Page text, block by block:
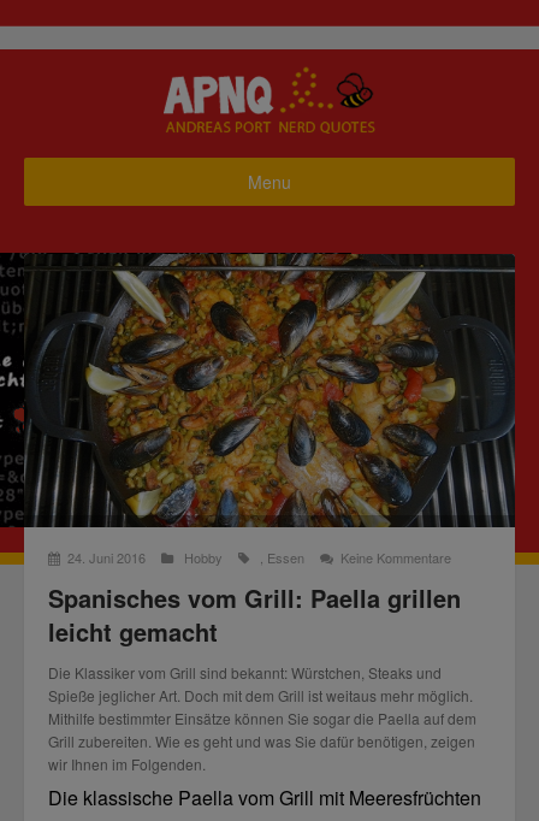
Menu
Startseite
Haus & Garten
Hobby
24. Juni 2016 Hobby Essen Keine Kommentare
Spanisches vom Grill: Paella grillen
leicht gemacht
Die Klassiker vom Grill sind bekannt: Würstchen, Steaks und
Spieße jeglicher Art. Doch mit dem Grill ist weitaus mehr möglich.
Mithilfe bestimmter Einsätze können Sie sogar die Paella auf dem
Grill zubereiten. Wie es geht und was Sie dafür benötigen, zeigen
wir Ihnen im Folgenden.
Die klassische Paella vom Grill mit Meeresfrüchten